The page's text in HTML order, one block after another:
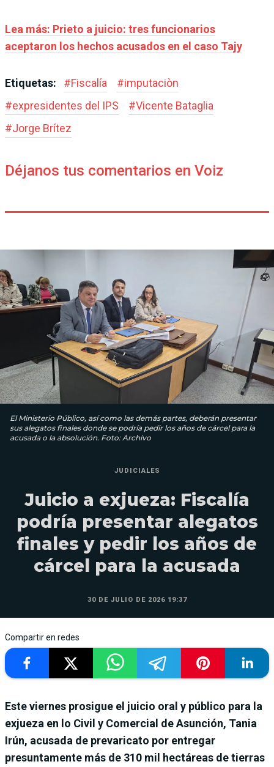
Lea más: Prieto a juicio: tres funcionarios
aceptaron los hechos acusados en el caso Tajy
Etiquetas: #Fiscalía #imputaciòn
#expresidentes del IPS #Vicente Bataglia
#Jorge Brítez
Déjanos tus comentarios en Voiz
El Ministerio Público, así como las demás partes, deberán presentar
sus alegatos finales donde se podría pedir los años de cárcel para la
acusada o la absolución. Foto: Archivo
JUDICIALES
Juicio a exjueza: Fiscalía
podría presentar alegatos
finales y pedir los años de
cárcel para la acusada
30 DE JULIO DE 2026 19:37
Compartir en redes
Este viernes prosigue el juicio oral y público para la
exjueza en lo Civil y Comercial de Asunción, Tania
Irún, acusada de prevaricato por entregar
presuntamente más de 310 mil hectáreas de tierras